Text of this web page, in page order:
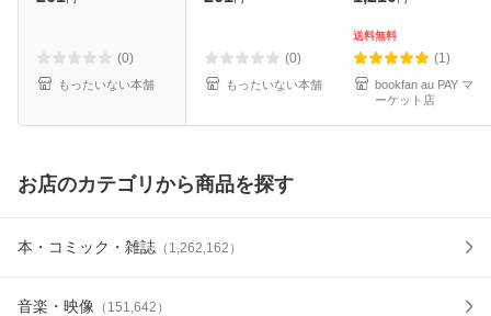
(0)
もったいない本舗
(0)
もったいない本舗
送料無料
(1)
bookfan au PAY マ
ーケット店
お店のカテゴリから商品を探す
本・コミック・雑誌 （ 1,262,162 ）
音楽・映像 （ 151,642 ）